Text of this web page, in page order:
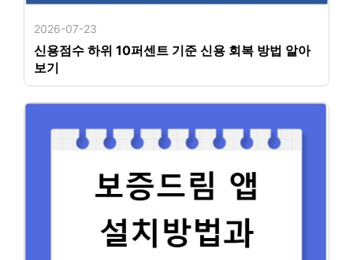
2026-07-23
신용점수 하위 10퍼센트 기준 신용 회복 방법 알아
보기